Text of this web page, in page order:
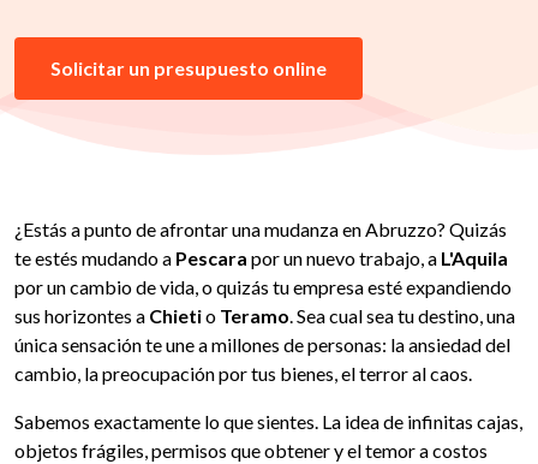
Solicitar un presupuesto online
¿Estás a punto de afrontar una mudanza en Abruzzo? Quizás
te estés mudando a Pescara por un nuevo trabajo, a L'Aquila
por un cambio de vida, o quizás tu empresa esté expandiendo
sus horizontes a Chietio Teramo. Sea cual sea tu destino, una
única sensación te une a millones de personas: la ansiedad del
cambio, la preocupación por tus bienes, el terror al caos.
Sabemos exactamente lo que sientes. La idea de infinitas cajas,
objetos frágiles, permisos que obtener y el temor a costos